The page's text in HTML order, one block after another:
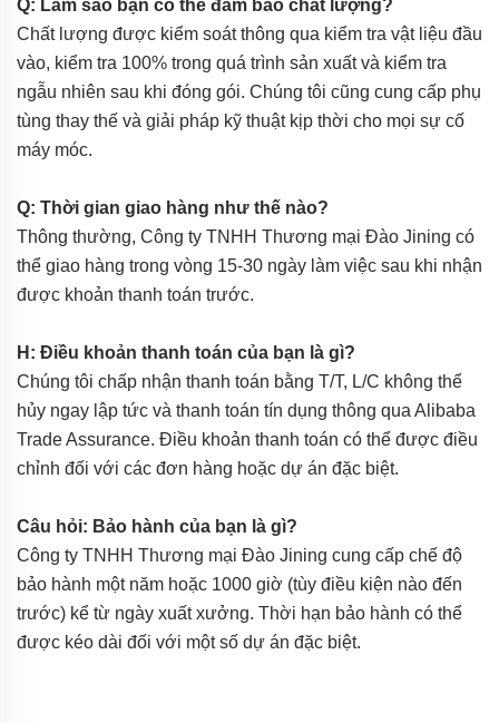
Q: Làm sao bạn có thể đảm bảo chất lượng?
Chất lượng được kiểm soát thông qua kiểm tra vật liệu đầu
vào, kiểm tra 100% trong quá trình sản xuất và kiểm tra
ngẫu nhiên sau khi đóng gói. Chúng tôi cũng cung cấp phụ
tùng thay thế và giải pháp kỹ thuật kịp thời cho mọi sự cố
máy móc.
Q: Thời gian giao hàng như thế nào?
Thông thường, Công ty TNHH Thương mại Đào Jining có
thể giao hàng trong vòng 15-30 ngày làm việc sau khi nhận
được khoản thanh toán trước.
H: Điều khoản thanh toán của bạn là gì?
Chúng tôi chấp nhận thanh toán bằng T/T, L/C không thể
hủy ngay lập tức và thanh toán tín dụng thông qua Alibaba
Trade Assurance. Điều khoản thanh toán có thể được điều
chỉnh đối với các đơn hàng hoặc dự án đặc biệt.
Câu hỏi: Bảo hành của bạn là gì?
Công ty TNHH Thương mại Đào Jining cung cấp chế độ
bảo hành một năm hoặc 1000 giờ (tùy điều kiện nào đến
trước) kể từ ngày xuất xưởng. Thời hạn bảo hành có thể
được kéo dài đối với một số dự án đặc biệt.